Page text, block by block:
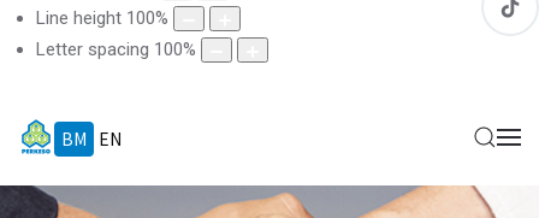
Line height 100%
Letter spacing 100%
BM EN